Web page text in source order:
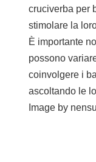
cruciverba per
stimolare la
È importante
possono
coinvolgere i
ascoltando le
Image by